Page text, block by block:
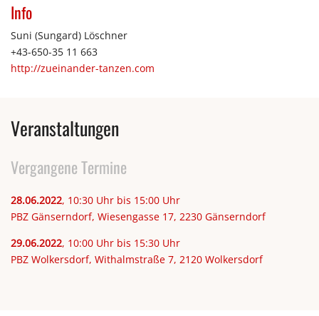
Info
Suni (Sungard) Löschner
+43-650-35 11 663
http://zueinander-tanzen.com
Veranstaltungen
Vergangene Termine
28.06.2022, 10:30 Uhr bis 15:00 Uhr
PBZ Gänserndorf, Wiesengasse 17, 2230 Gänserndorf
29.06.2022, 10:00 Uhr bis 15:30 Uhr
PBZ Wolkersdorf, Withalmstraße 7, 2120 Wolkersdorf